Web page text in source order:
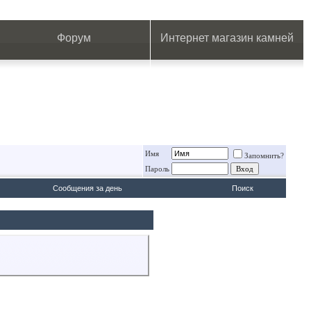
Форум Интернет магазин камней
Имя
Запомнить?
Пароль
Сообщения за день Поиск